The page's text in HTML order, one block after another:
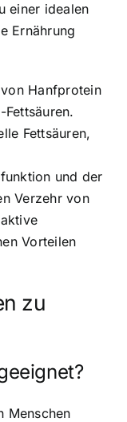
einer idealen
Ernährung
Hanfprotein
Fettsäuren,
und der
Verzehr von
Vorteilen
zu
Menschen